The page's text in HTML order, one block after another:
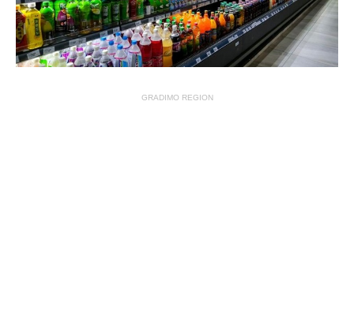
GRADIMO REGION